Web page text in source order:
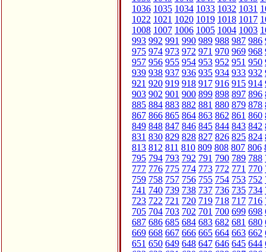
1036 1035 1034 1033 1032 1031
1022 1021 1020 1019 1018 1017
1008 1007 1006 1005 1004 1003
993 992 991 990 989 988 987 986
975 974 973 972 971 970 969 968
957 956 955 954 953 952 951 950
939 938 937 936 935 934 933 932
921 920 919 918 917 916 915 914
903 902 901 900 899 898 897 896
885 884 883 882 881 880 879 878
867 866 865 864 863 862 861 860
849 848 847 846 845 844 843 842
831 830 829 828 827 826 825 824
813 812 811 810 809 808 807 806
795 794 793 792 791 790 789 788
777 776 775 774 773 772 771 770
759 758 757 756 755 754 753 752
741 740 739 738 737 736 735 734
723 722 721 720 719 718 717 716
705 704 703 702 701 700 699 698
687 686 685 684 683 682 681 680
669 668 667 666 665 664 663 662
651 650 649 648 647 646 645 644